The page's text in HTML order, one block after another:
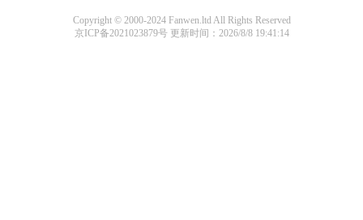
Copyright © 2000-2024 Fanwen.ltd All Rights Reserved
京ICP备2021023879号更新时间：2026/8/8 19:41:14